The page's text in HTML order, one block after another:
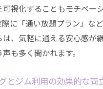
可視化することもモチベー
に「通い放題プラン」な
、気軽に通える安心感が
も多く聞かれます。
とジム利用の効果的な両